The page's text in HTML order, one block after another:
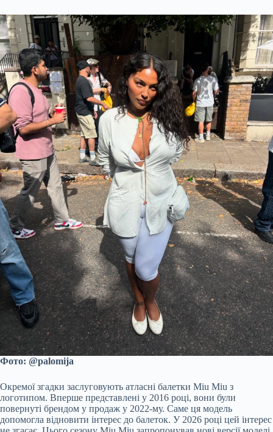
Фото: @palomija
Окремої згадки заслуговують атласні балетки Miu Miu з
логотипом. Вперше представлені у 2016 році, вони були
повернуті брендом у продаж у 2022-му. Саме ця модель
допомогла відновити інтерес до балеток. У 2026 році цей інтерес